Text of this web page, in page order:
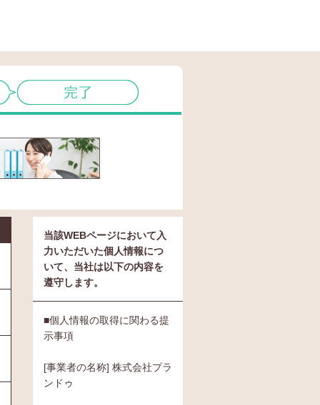
当該WEBページにおいて入
力いただいた個人情報につ
いて、当社は以下の内容を
遵守します。
■個人情報の取得に関わる提
示事項
[事業者の名称] 株式会社プラ
ンドゥ